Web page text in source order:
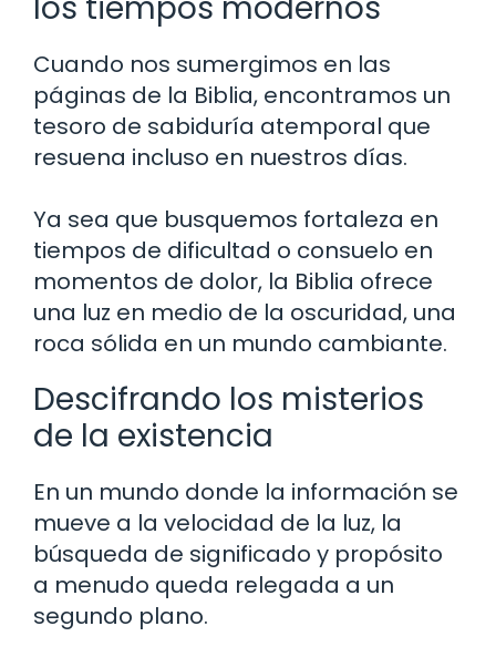
Cuando nos sumergimos en las
páginas de la Biblia, encontramos un
tesoro de sabiduría atemporal que
resuena incluso en nuestros días.
Ya sea que busquemos fortaleza en
tiempos de dificultad o consuelo en
momentos de dolor, la Biblia ofrece
una luz en medio de la oscuridad, una
roca sólida en un mundo cambiante.
Descifrando los misterios
de la existencia
En un mundo donde la información se
mueve a la velocidad de la luz, la
búsqueda de significado y propósito
a menudo queda relegada a un
segundo plano.